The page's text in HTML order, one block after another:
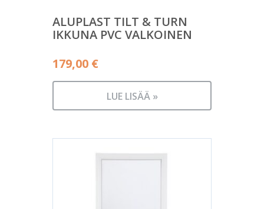
ALUPLAST TILT & TURN
IKKUNA PVC VALKOINEN
179,00 €
LUE LISÄÄ »